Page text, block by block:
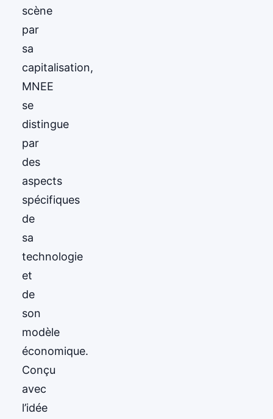
scène
par
sa
capitalisation,
MNEE
se
distingue
par
des
aspects
spécifiques
de
sa
technologie
et
de
son
modèle
économique.
Conçu
avec
l’idée